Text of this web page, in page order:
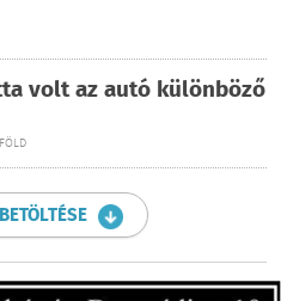
volt az autó különböző